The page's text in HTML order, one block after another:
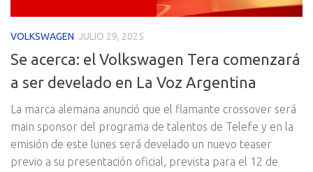
VOLKSWAGEN JULIO 29, 2025
Se acerca: el Volkswagen Tera comenzará
a ser develado en La Voz Argentina
La marca alemana anunció que el flamante crossover será
main sponsor del programa de talentos de Telefe y en la
emisión de este lunes será develado un nuevo teaser
previo a su presentación oficial, prevista para el 12 de